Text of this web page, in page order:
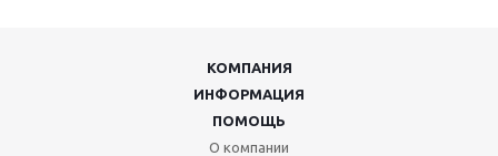
КОМПАНИЯ
ИНФОРМАЦИЯ
ПОМОЩЬ
О компании